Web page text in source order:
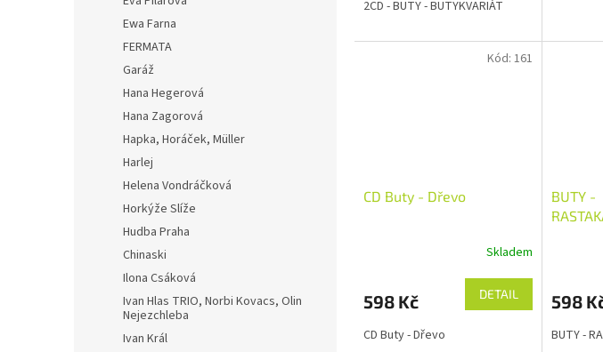
Ewa Farna
FERMATA
Garáž
Hana Hegerová
Hana Zagorová
Hapka, Horáček, Müller
Harlej
Helena Vondráčková
Horkýže Slíže
Hudba Praha
Chinaski
Ilona Csáková
Ivan Hlas TRIO, Norbi Kovacs, Olin
Nejezchleba
Ivan Král
2CD - BUTY - BUTYKVARIÁT
CD Buty - Dřevo
Skladem
598 Kč DETAIL
CD Buty - Dřevo
Kód: 161
BUTY -
598
BUTY -